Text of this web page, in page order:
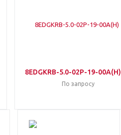
8EDGKRB-5.0-02P-19-00A(H)
По запросу